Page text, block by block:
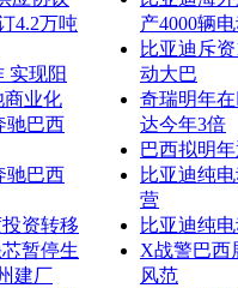
4.2万吨
实现阳
商业化
驰巴西
驰巴西
资转移
暂停生
建厂
产4000辆
比亚迪斥
动大巴
奇瑞明年
达今年3倍
巴西拟明
比亚迪纯
营
比亚迪纯
X战警巴西
风范